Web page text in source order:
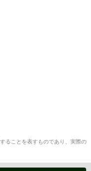
ることを表すものであり、実際の